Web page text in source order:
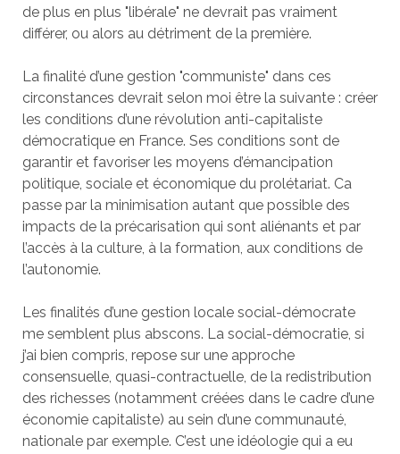
de plus en plus "libérale" ne devrait pas vraiment
différer, ou alors au détriment de la première.
La finalité d’une gestion "communiste" dans ces
circonstances devrait selon moi être la suivante : créer
les conditions d’une révolution anti-capitaliste
démocratique en France. Ses conditions sont de
garantir et favoriser les moyens d’émancipation
politique, sociale et économique du prolétariat. Ca
passe par la minimisation autant que possible des
impacts de la précarisation qui sont aliénants et par
l’accès à la culture, à la formation, aux conditions de
l’autonomie.
Les finalités d’une gestion locale social-démocrate
me semblent plus abscons. La social-démocratie, si
j’ai bien compris, repose sur une approche
consensuelle, quasi-contractuelle, de la redistribution
des richesses (notamment créées dans le cadre d’une
économie capitaliste) au sein d’une communauté,
nationale par exemple. C’est une idéologie qui a eu